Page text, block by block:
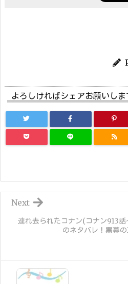
よろしければシェアお願いしま
連れ去られたコナン(コナン913
のネタバレ！黒幕
Next